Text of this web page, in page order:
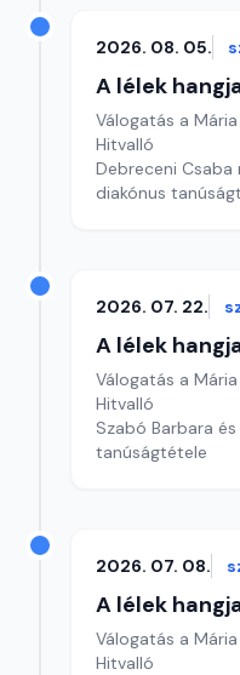
2026. 08. 05.
A lélek
Válogatás a
Hitvalló
Debreceni Csaba
diakónus
2026. 07. 22.
A lélek
Válogatás a
Hitvalló
Szabó Barbara
tanúságtétele
2026. 07. 08.
A lélek
Válogatás a
Hitvalló